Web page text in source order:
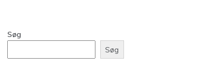
Søg
Søg